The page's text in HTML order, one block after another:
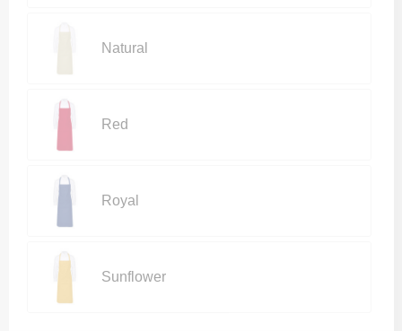
Natural
Red
Royal
Sunflower